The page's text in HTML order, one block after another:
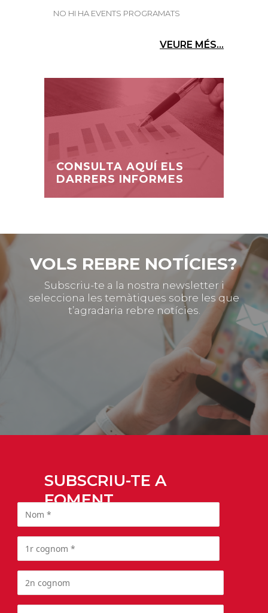
NO HI HA EVENTS PROGRAMATS
VEURE MÉS...
CONSULTA AQUÍ ELS
DARRERS INFORMES
VOLS REBRE NOTÍCIES?
Subscriu-te a la nostra newsletter i
selecciona les temàtiques sobre les que
t’agradaria rebre notícies.
SUBSCRIU-TE A
FOMENT